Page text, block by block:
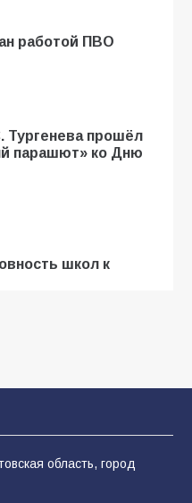
работой ПВО
Тургенева прошёл
парашют» ко Дню
школ к
дорожные работы
область, город